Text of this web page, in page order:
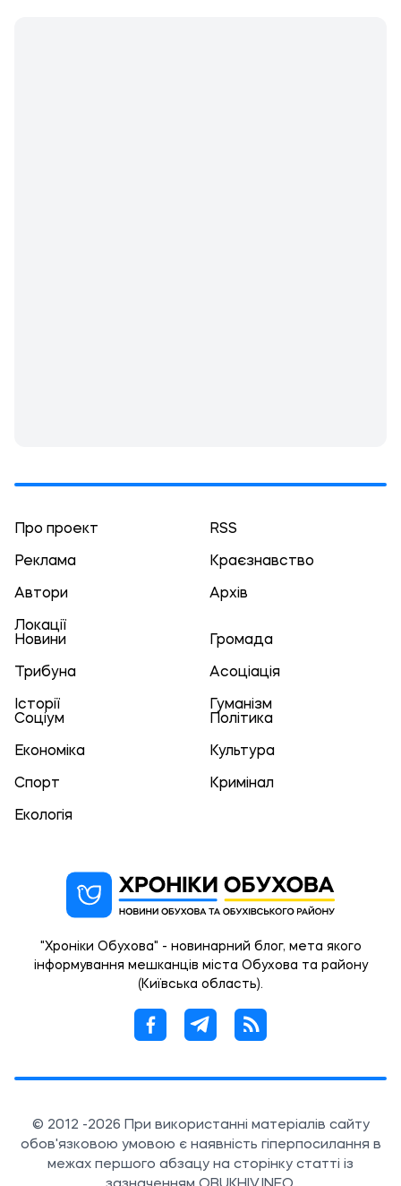
Про проект RSS
Реклама Краєзнавство
Автори Архів
Локації
Новини
Громада
Трибуна Асоціація
Історії
Гуманізм
Соціум
Політика
Економіка Культура
Спорт Кримінал
Екологія
"Хроніки Обухова" - новинарний блог, мета якого
інформування мешканців міста Обухова та району
(Київська область).
© 2012 -2026 При використанні матеріалів сайту
обов'язковою умовою є наявність гіперпосилання в
межах першого абзацу на сторінку статті із